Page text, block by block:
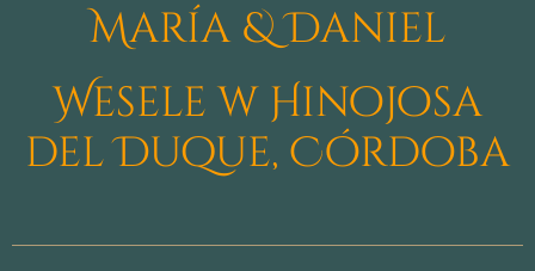
María & Daniel
Wesele w Hinojosa
del Duque, Córdoba